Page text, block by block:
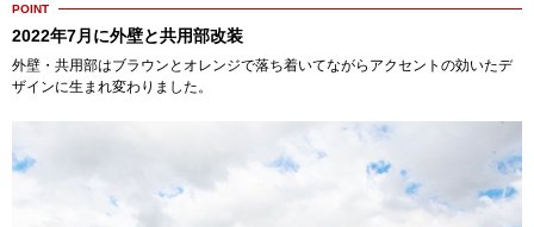
POINT
2022年7月に外壁と共用部改装
外壁・共用部はブラウンとオレンジで落ち着いてながらアクセントの効いたデ
ザインに生まれ変わりました。